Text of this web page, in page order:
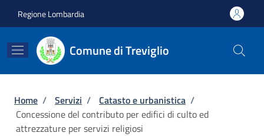
Regione Lombardia
Comune di Treviglio
Briciole di pane
Home / Servizi / Catasto e urbanistica /
Concessione del contributo per edifici di culto ed
attrezzature per servizi religiosi